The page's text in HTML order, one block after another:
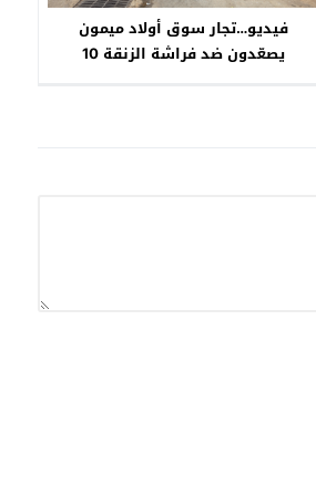
فيديو…تجار سوق أولاد ميمون
يصعّدون ضد فراشة الزنقة 10